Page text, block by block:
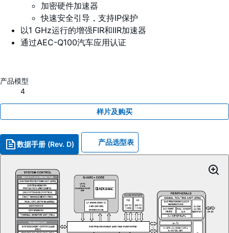
加密硬件加速器
快速安全引导，支持IP保护
以1 GHz运行的增强FIR和IIR加速器
通过AEC-Q100汽车应用认证
产品模型
4
样片及购买
数据手册 (Rev. D) 产品选型表